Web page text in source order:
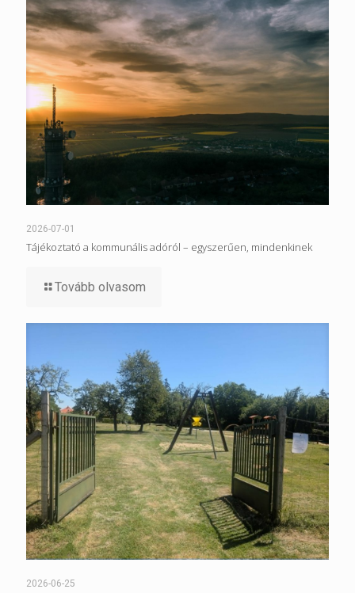
2026-07-01
Tájékoztató a kommunális adóról – egyszerűen, mindenkinek
Tovább olvasom
2026-06-25